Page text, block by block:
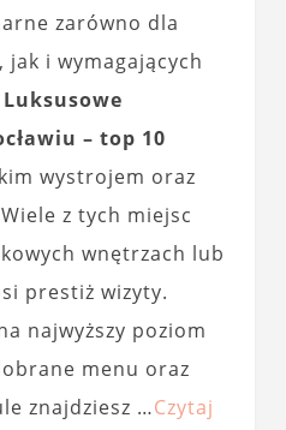
zarówno dla
jak i wymagających
Luksusowe
– top 10
wystrojem oraz
z tych miejsc
wnętrzach lub
prestiż wizyty.
najwyższy poziom
menu oraz
znajdziesz …Czytaj